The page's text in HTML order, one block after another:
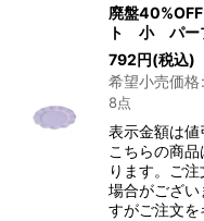
廃盤
ト 小 パー
792円(税込)
希望小売価格:
8点
表示金額は
こちらの商
ります。ご
場合がござい
すがご注文